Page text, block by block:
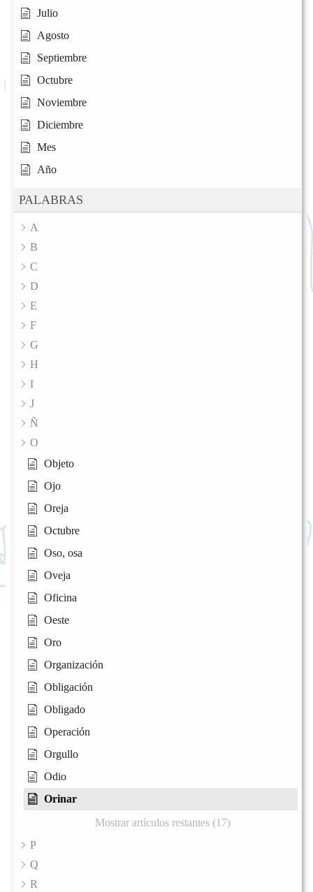
Julio
Agosto
Septiembre
Octubre
Noviembre
Diciembre
Mes
Año
PALABRAS
A
B
C
D
E
F
G
H
I
J
Ñ
O
Objeto
Ojo
Oreja
Octubre
Oso, osa
Oveja
Oficina
Oeste
Oro
Organización
Obligación
Obligado
Operación
Orgullo
Odio
Orinar
Mostrar artículos restantes (17)
P
Q
R